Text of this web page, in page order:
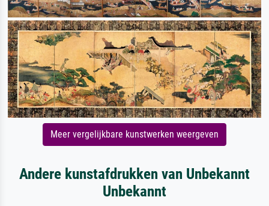
Meer vergelijkbare kunstwerken weergeven
Andere kunstafdrukken van Unbekannt
Unbekannt